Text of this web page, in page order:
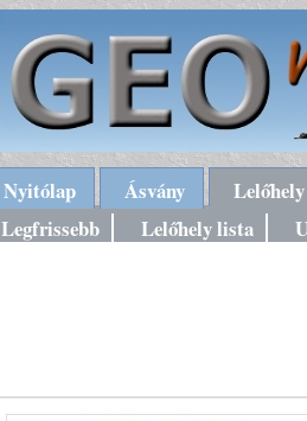
Nyitólap Ásvány Lelőhely
Legfrissebb
Lelőhely lista